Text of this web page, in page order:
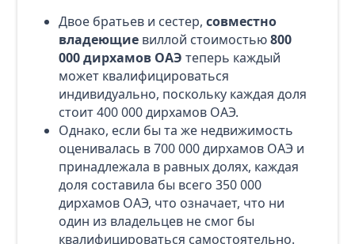
Двое братьев и сестер, совместно
владеющиевиллой стоимостью800
000 дирхамов ОАЭ теперь каждый
может квалифицироваться
индивидуально, поскольку каждая доля
стоит 400 000 дирхамов ОАЭ.
Однако, если бы та же недвижимость
оценивалась в 700 000 дирхамов ОАЭ и
принадлежала в равных долях, каждая
доля составила бы всего 350 000
дирхамов ОАЭ, что означает, что ни
один из владельцев не смог бы
квалифицироваться самостоятельно.